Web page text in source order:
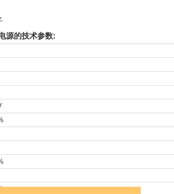
源的技术参数: